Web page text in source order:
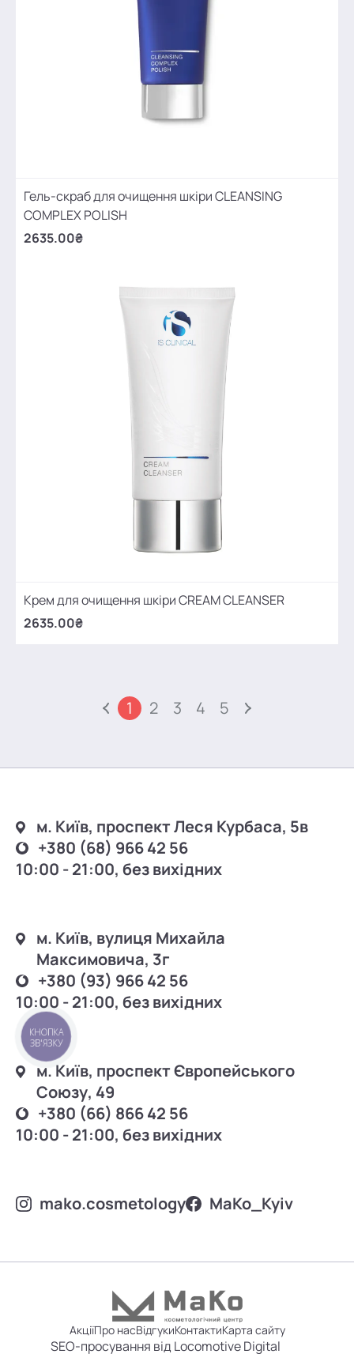
Гель-скраб для очищення шкіри CLEANSING
COMPLEX POLISH
2635.00₴
Крем для очищення шкіри CREAM CLEANSER
2635.00₴
1 2 3 4 5
м. Київ, проспект Леся Курбаса, 5в
+380 (68) 966 42 56
10:00 - 21:00, без вихідних
м. Київ, вулиця Михайла
Максимовича, 3г
+380 (93) 966 42 56
10:00 - 21:00, без вихідних
м. Київ, проспект Європейського
Союзу, 49
+380 (66) 866 42 56
10:00 - 21:00, без вихідних
mako.cosmetology MаKo_Kyiv
АкціїПро насВідгукиКонтактиКарта сайту
SEO-просування від Locomotive Digital
КНОПКА
ЗВ'ЯЗКУ